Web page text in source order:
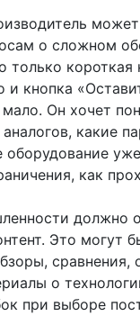
о сложном
только короткая
и кнопка
мало. Он хочет
аналогов, какие
оборудование
как
должно
Это могут
сравнения,
о
при выборе